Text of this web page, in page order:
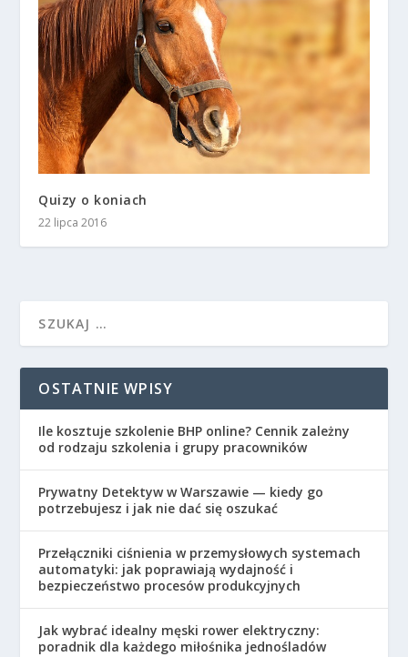
Quizy o koniach
22 lipca 2016
OSTATNIE WPISY
Ile kosztuje szkolenie BHP online? Cennik zależny
od rodzaju szkolenia i grupy pracowników
Prywatny Detektyw w Warszawie — kiedy go
potrzebujesz i jak nie dać się oszukać
Przełączniki ciśnienia w przemysłowych systemach
automatyki: jak poprawiają wydajność i
bezpieczeństwo procesów produkcyjnych
Jak wybrać idealny męski rower elektryczny:
poradnik dla każdego miłośnika jednośladów